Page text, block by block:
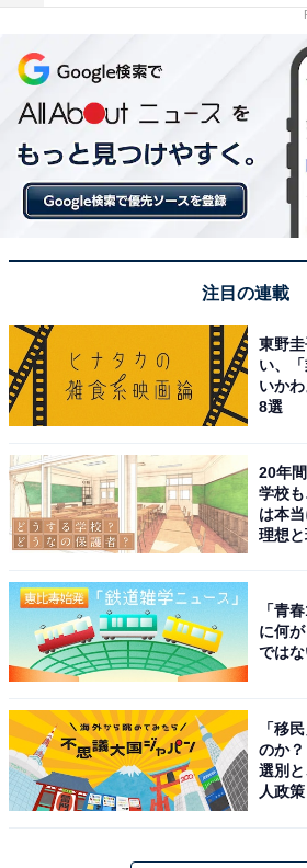
「食べかけのコーンフレークの中
に食べてしまったことがある（30代
「家の中で大事に育てたクワガタが
た。それを知った父親にメッチャ
代・男性）」
ずにスイッチを入れたら異臭がま
ります（30代・女性）」
「気づかないうちに街路樹の葉が腕
どく腫れました。皮膚科に行った
粉が原因だとわかりました（50代・
小さくてわからなかったり、違う
づいたときの絶望は計り知れません
注目の連載
東野
い、
いか
8選
20年
学校
は本
理想
「青
に何
ではな
「移
のか
選別
人政策